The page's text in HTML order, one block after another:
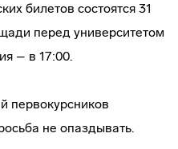
билетов состоятся 31
перед университетом
– в 17:00.
первокурсников
не опаздывать.